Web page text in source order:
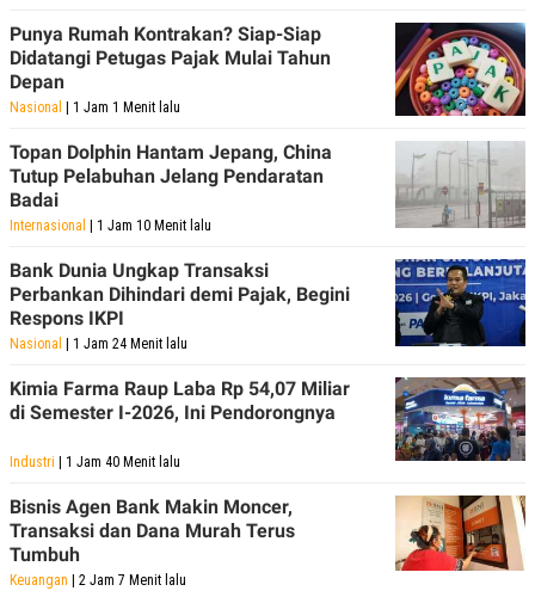
Punya Rumah Kontrakan? Siap-Siap
Didatangi Petugas Pajak Mulai Tahun
Depan
Nasional | 1 Jam 1 Menit lalu
Topan Dolphin Hantam Jepang, China
Tutup Pelabuhan Jelang Pendaratan
Badai
Internasional | 1 Jam 10 Menit lalu
Bank Dunia Ungkap Transaksi
Perbankan Dihindari demi Pajak, Begini
Respons IKPI
Nasional | 1 Jam 24 Menit lalu
Kimia Farma Raup Laba Rp 54,07 Miliar
di Semester I-2026, Ini Pendorongnya
Industri | 1 Jam 40 Menit lalu
Bisnis Agen Bank Makin Moncer,
Transaksi dan Dana Murah Terus
Tumbuh
Keuangan | 2 Jam 7 Menit lalu